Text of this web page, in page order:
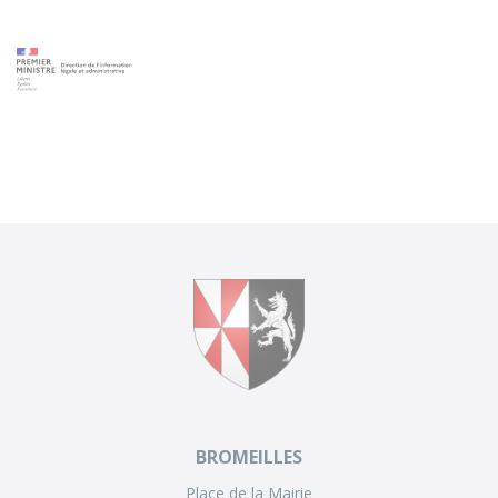
BROMEILLES
Place de la Mairie